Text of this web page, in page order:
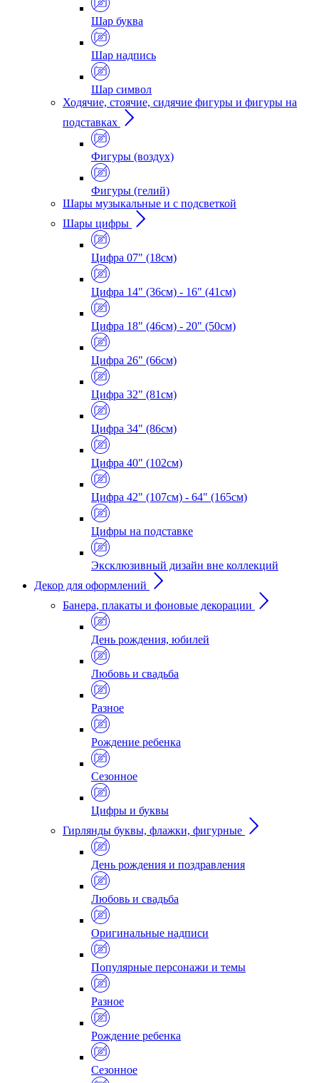
Шар буква
Шар надпись
Шар символ
Ходячие, стоячие, сидячие фигуры и фигуры на
подставках
Фигуры (воздух)
Фигуры (гелий)
Шары музыкальные и с подсветкой
Шары цифры
Цифра 07" (18см)
Цифра 14" (36см) - 16" (41см)
Цифра 18" (46см) - 20" (50см)
Цифра 26" (66см)
Цифра 32" (81см)
Цифра 34" (86см)
Цифра 40" (102см)
Цифра 42" (107см) - 64" (165см)
Цифры на подставке
Эксклюзивный дизайн вне коллекций
Декор для оформлений
Банера, плакаты и фоновые декорации
День рождения, юбилей
Любовь и свадьба
Разное
Рождение ребенка
Сезонное
Цифры и буквы
Гирлянды буквы, флажки, фигурные
День рождения и поздравления
Любовь и свадьба
Оригинальные надписи
Популярные персонажи и темы
Разное
Рождение ребенка
Сезонное